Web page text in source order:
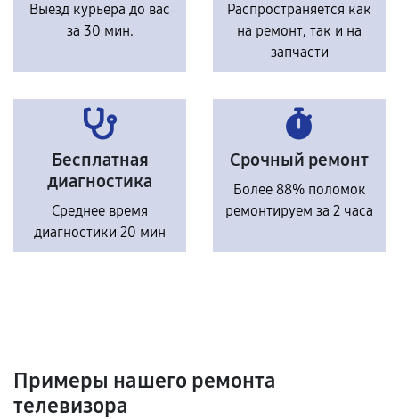
Выезд курьера до вас
за 30 мин.
Распространяется как
на ремонт, так и на
запчасти
Бесплатная
диагностика
Среднее время
диагностики 20 мин
Срочный ремонт
Более 88% поломок
ремонтируем за 2 часа
Примеры нашего ремонта
телевизора